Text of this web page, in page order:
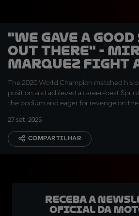
"We gave a
out there" -
Marquez fight
Sprint P4
The 2020 World Champion matched his
position and achieved a career-best
the podium and eager for revenge on
27 set. 2025
COMPARTILHAR
Receba a
oficial da